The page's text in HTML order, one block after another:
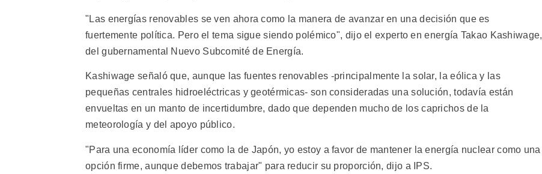
"Las energías renovables se ven ahora como la manera de avanzar en una decisión que es
fuertemente política. Pero el tema sigue siendo polémico", dijo el experto en energía Takao Kashiwage,
del gubernamental Nuevo Subcomité de Energía.
Kashiwage señaló que, aunque las fuentes renovables -principalmente la solar, la eólica y las
pequeñas centrales hidroeléctricas y geotérmicas- son consideradas una solución, todavía están
envueltas en un manto de incertidumbre, dado que dependen mucho de los caprichos de la
meteorología y del apoyo público.
"Para una economía líder como la de Japón, yo estoy a favor de mantener la energía nuclear como una
opción firme, aunque debemos trabajar" para reducir su proporción, dijo a IPS.